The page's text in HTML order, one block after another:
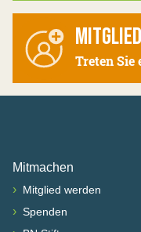
Treten Sie
Mitmachen
› Mitglied werden
› Spenden